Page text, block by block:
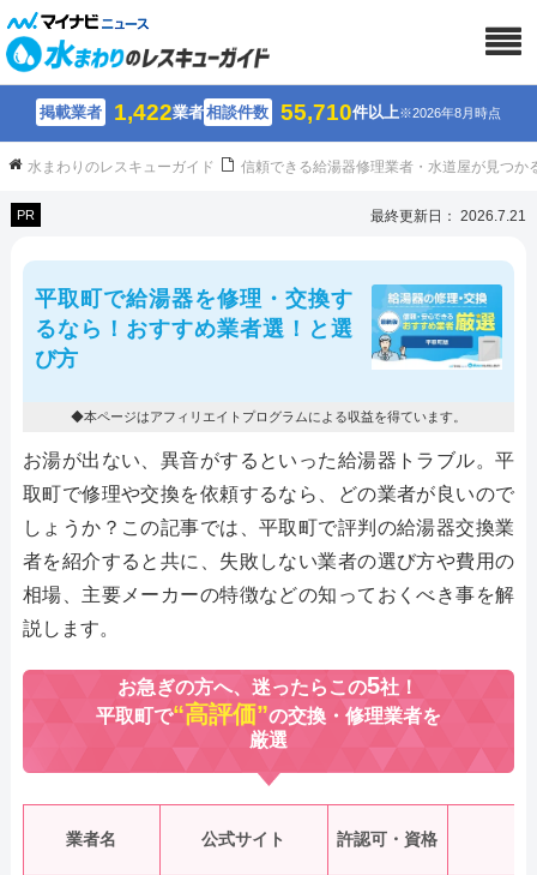
掲載業者 1,422業者相談件数 55,710件以上※2026年8月時点
水まわりのレスキューガイド 信頼できる給湯器修理業者・水道屋が見つか
PR 最終更新日： 2026.7.21
平取町で給湯器を修理・交換す
るなら！おすすめ業者選！と選
び方
◆本ページはアフィリエイトプログラムによる収益を得ています。
お湯が出ない、異音がするといった給湯器トラブル。平
取町で修理や交換を依頼するなら、どの業者が良いので
しょうか？この記事では、平取町で評判の給湯器交換業
者を紹介すると共に、失敗しない業者の選び方や費用の
相場、主要メーカーの特徴などの知っておくべき事を解
説します。
お急ぎの方へ、迷ったらこの5社！
平取町で“高評価”の交換・修理業者を
厳選
業者名 公式サイト 許認可・資格